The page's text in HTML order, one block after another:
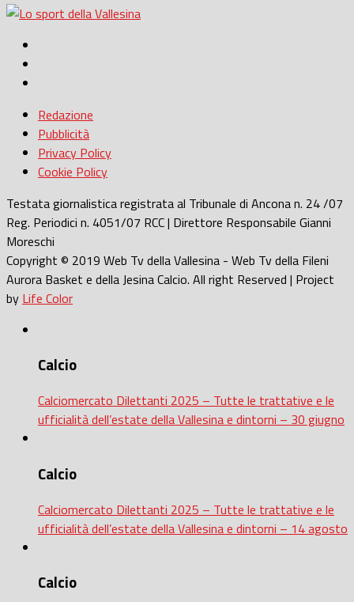
Redazione
Pubblicità
Privacy Policy
Cookie Policy
Testata giornalistica registrata al Tribunale di Ancona n. 24 /07
Reg. Periodici n. 4051/07 RCC | Direttore Responsabile Gianni
Moreschi
Copyright © 2019 Web Tv della Vallesina - Web Tv della Fileni
Aurora Basket e della Jesina Calcio. All right Reserved | Project
by Life Color
Calcio
Calciomercato Dilettanti 2025 – Tutte le trattative e le
ufficialità dell’estate della Vallesina e dintorni – 30 giugno
Calcio
Calciomercato Dilettanti 2025 – Tutte le trattative e le
ufficialità dell’estate della Vallesina e dintorni – 14 agosto
Calcio